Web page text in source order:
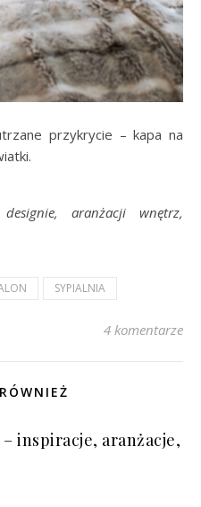
przykrycie – kapa na
aranżacji wnętrz,
SYPIALNIA
4 komentarze
inspiracje, aranżacje,